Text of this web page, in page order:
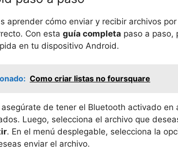
aprender cómo enviar y recibir archivos
Con esta guía completa paso a paso,
en tu dispositivo Android.
Como criar listas no foursquare
asegúrate de tener el Bluetooth activado
Luego, selecciona el archivo que
. En el menú desplegable, selecciona la
enviar el archivo.